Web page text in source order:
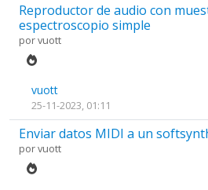
Reproductor de audio con
espectroscopio simple
porvuott
vuott
25-11-2023, 01:11
Enviar datos MIDI a un
porvuott